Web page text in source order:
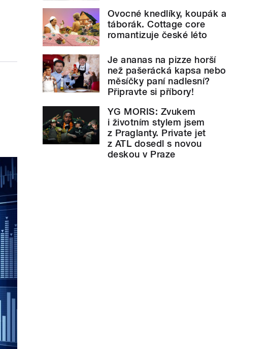
Ovocné knedlíky, koupák a
táborák. Cottage core
romantizuje české léto
Je ananas na pizze horší
než pašerácká kapsa nebo
měsíčky paní nadlesní?
Připravte si příbory!
YG MORIS: Zvukem
i životním stylem jsem
z Praglanty. Private jet
z ATL dosedl s novou
deskou v Praze